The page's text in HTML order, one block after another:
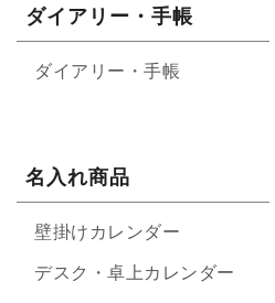
ダイアリー・手帳
ダイアリー・手帳
名入れ商品
壁掛けカレンダー
デスク・卓上カレンダー